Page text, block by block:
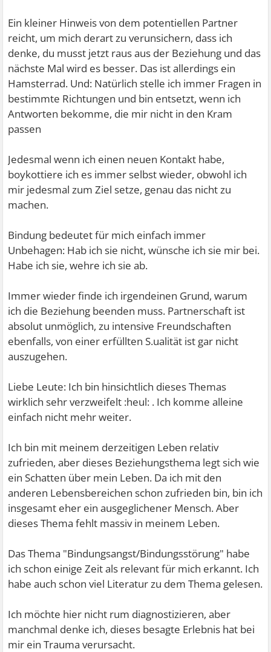
Ein kleiner Hinweis von dem potentiellen Partner
reicht, um mich derart zu verunsichern, dass ich
denke, du musst jetzt raus aus der Beziehung und das
nächste Mal wird es besser. Das ist allerdings ein
Hamsterrad. Und: Natürlich stelle ich immer Fragen in
bestimmte Richtungen und bin entsetzt, wenn ich
Antworten bekomme, die mir nicht in den Kram
passen
Jedesmal wenn ich einen neuen Kontakt habe,
boykottiere ich es immer selbst wieder, obwohl ich
mir jedesmal zum Ziel setze, genau das nicht zu
machen.
Bindung bedeutet für mich einfach immer
Unbehagen: Hab ich sie nicht, wünsche ich sie mir bei.
Habe ich sie, wehre ich sie ab.
Immer wieder finde ich irgendeinen Grund, warum
ich die Beziehung beenden muss. Partnerschaft ist
absolut unmöglich, zu intensive Freundschaften
ebenfalls, von einer erfüllten S.ualität ist gar nicht
auszugehen.
Liebe Leute: Ich bin hinsichtlich dieses Themas
wirklich sehr verzweifelt :heul: . Ich komme alleine
einfach nicht mehr weiter.
Ich bin mit meinem derzeitigen Leben relativ
zufrieden, aber dieses Beziehungsthema legt sich wie
ein Schatten über mein Leben. Da ich mit den
anderen Lebensbereichen schon zufrieden bin, bin ich
insgesamt eher ein ausgeglichener Mensch. Aber
dieses Thema fehlt massiv in meinem Leben.
Das Thema "Bindungsangst/Bindungsstörung" habe
ich schon einige Zeit als relevant für mich erkannt. Ich
habe auch schon viel Literatur zu dem Thema gelesen.
Ich möchte hier nicht rum diagnostizieren, aber
manchmal denke ich, dieses besagte Erlebnis hat bei
mir ein Trauma verursacht.